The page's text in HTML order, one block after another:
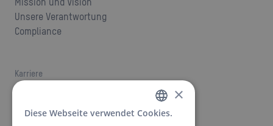
Unsere Verantwortung
Compliance
Karriere
Jobs
GERMAN
×
Diese Webseite verwendet Cookies.